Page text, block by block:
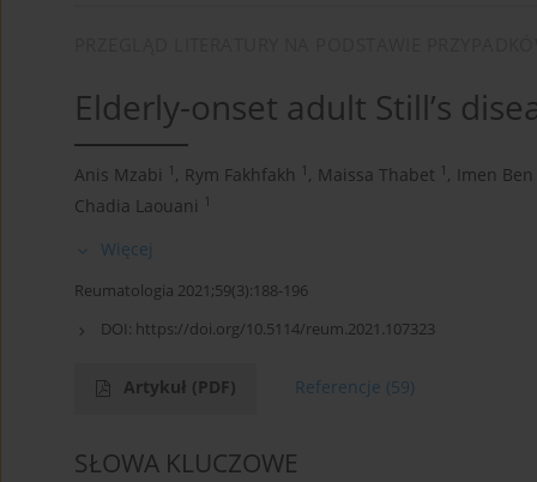
Elderly-onset adult Still’s
Anis Mzabi 1 , Rym Fakhfakh 1 , Maissa Thabet 1 , Imen
Chadia Laouani
1
Więcej
Reumatologia 2021;59(3):188-196
DOI: https://doi.org/10.5114/reum.2021.107323
Artykuł (PDF) Referencje (59)
SŁOWA KLUCZOWE